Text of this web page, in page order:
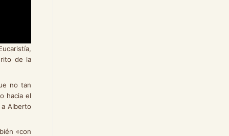
de la
no tan
hacia el
a Alberto
«con